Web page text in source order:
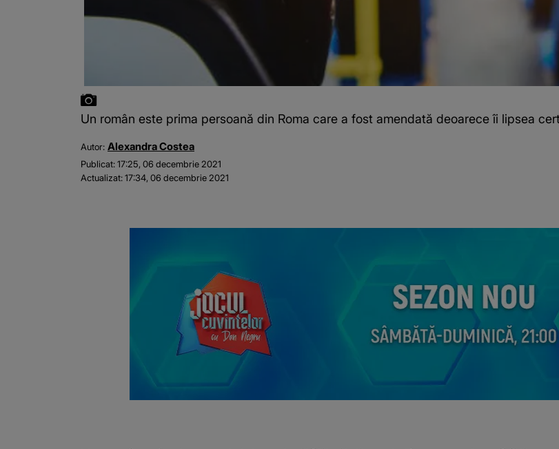
Un român este prima persoană din Roma care a fost amendată deoarece îi lipsea
Autor: Alexandra Costea
Publicat:17:25, 06 decembrie 2021
Actualizat:17:34, 06 decembrie 2021